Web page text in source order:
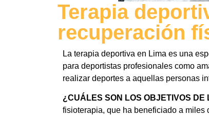
Terapia
recuperación
La terapia deportiva en Lima es una
para deportistas profesionales como
realizar deportes a aquellas personas
¿CUÁLES SON LOS OBJETIVOS DE
fisioterapia, que ha beneficiado a miles